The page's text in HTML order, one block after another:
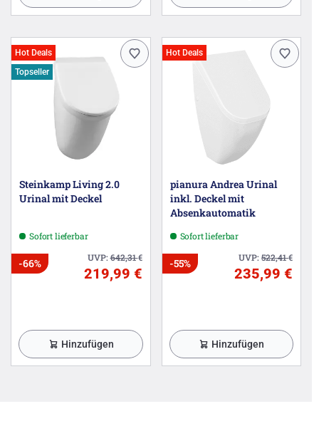
Hot Deals
Topseller
Steinkamp Living 2.0
Urinal mit Deckel
Sofort lieferbar
UVP:642,31€
-66%
219,99 €
Hinzufügen
Hot Deals
pianura Andrea Urinal
inkl. Deckel mit
Absenkautomatik
Sofort lieferbar
UVP:522,41€
-55%
235,99 €
Hinzufügen